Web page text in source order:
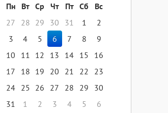
Пн
Вт Ср Чт Пт Сб
Вс
27
28 29 30 31 1
2
3
4 5 6 7 8
9
10
11 12 13 14 15
16
17
18 19 20 21 22
23
24 25 26 27 28 29
30
31
1 2 3 4 5 6